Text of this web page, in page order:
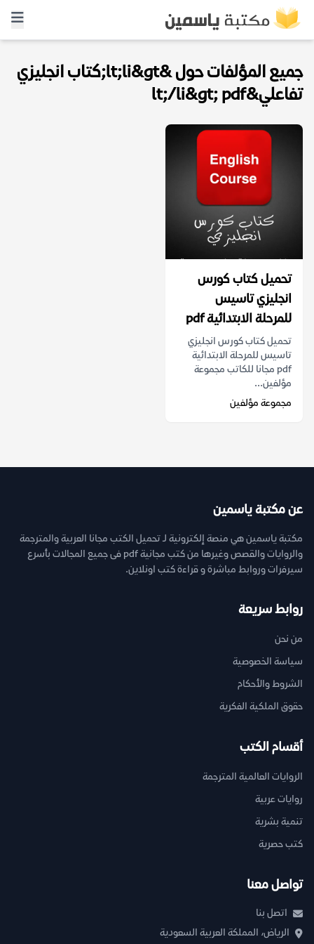
جميع المؤلفات حول &lt;li&gt;كتاب انجليزي
تفاعلي&lt;/li&gt; pdf
تحميل كتاب كورس
انجليزي تاسيس
للمرحلة الابتدائية pdf
تحميل كتاب كورس انجليزي
تاسيس للمرحلة الابتدائية
pdf مجانا للكاتب مجموعة
مؤلفين...
مجموعة مؤلفين
عن مكتبة ياسمين
مكتبة ياسمين هي منصة إلكترونية لـ تحميل الكتب مجانا العربية والمترجمة
والروايات والقصص وغيرها من كتب مجانية pdf فى جميع المجالات بأسرع
سيرفرات وروابط مباشرة و قراءة كتب اونلاين.
روابط سريعة
من نحن
سياسة الخصوصية
الشروط والأحكام
حقوق الملكية الفكرية
أقسام الكتب
الروايات العالمية المترجمة
روايات عربية
تنمية بشرية
كتب حصرية
تواصل معنا
اتصل بنا
الرياض، المملكة العربية السعودية